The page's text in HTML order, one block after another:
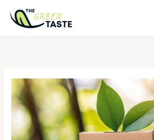
Inhalt
springen